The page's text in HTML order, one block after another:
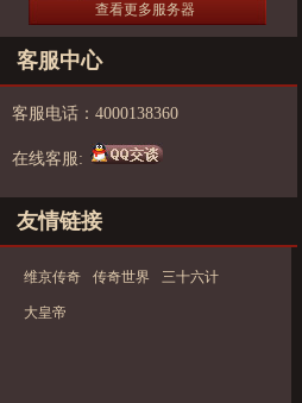
查看更多服务器
客服中心
客服电话：4000138360
在线客服:
友情链接
维京传奇 传奇世界 三十六计
大皇帝